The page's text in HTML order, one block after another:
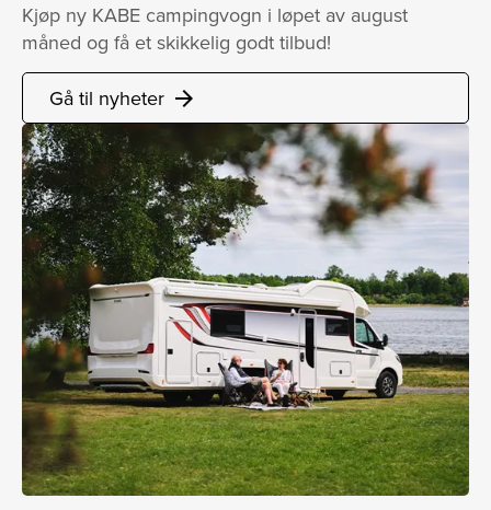
Kjøp ny KABE campingvogn i løpet av august
måned og få et skikkelig godt tilbud!
Gå til nyheter arrow_forward